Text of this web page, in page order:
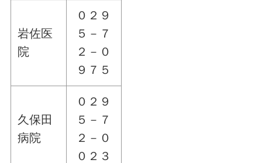
岩佐医
院
０２９
５－７
２－０
９７５
久保田
病院
０２９
５－７
２－０
０２３